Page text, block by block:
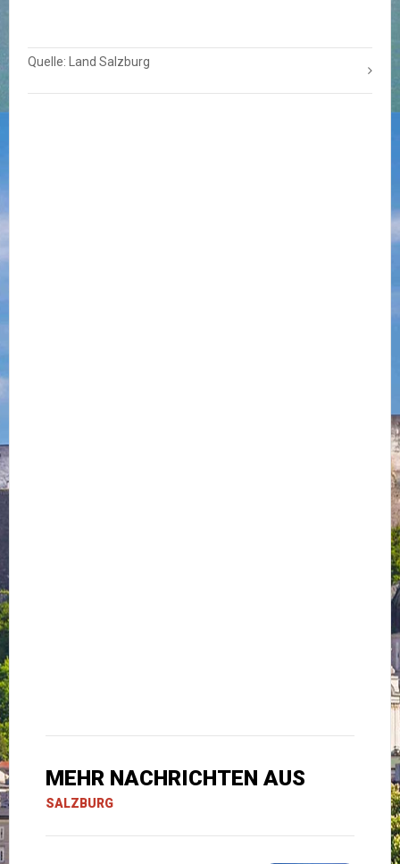
Quelle: Land Salzburg
MEHR NACHRICHTEN AUS
SALZBURG